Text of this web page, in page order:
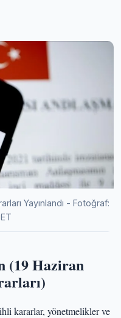
Yayınlandı - Fotoğraf:
(19 Haziran
kararlar, yönetmelikler ve